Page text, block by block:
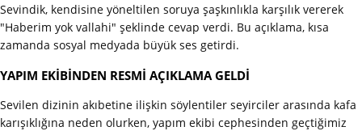
Sevindik, kendisine yöneltilen soruya şaşkınlıkla karşılık vererek
"Haberim yok vallahi" şeklinde cevap verdi. Bu açıklama, kısa
zamanda sosyal medyada büyük ses getirdi.
YAPIM EKİBİNDEN RESMİ AÇIKLAMA GELDİ
Sevilen dizinin akıbetine ilişkin söylentiler seyirciler arasında kafa
karışıklığına neden olurken, yapım ekibi cephesinden geçtiğimiz